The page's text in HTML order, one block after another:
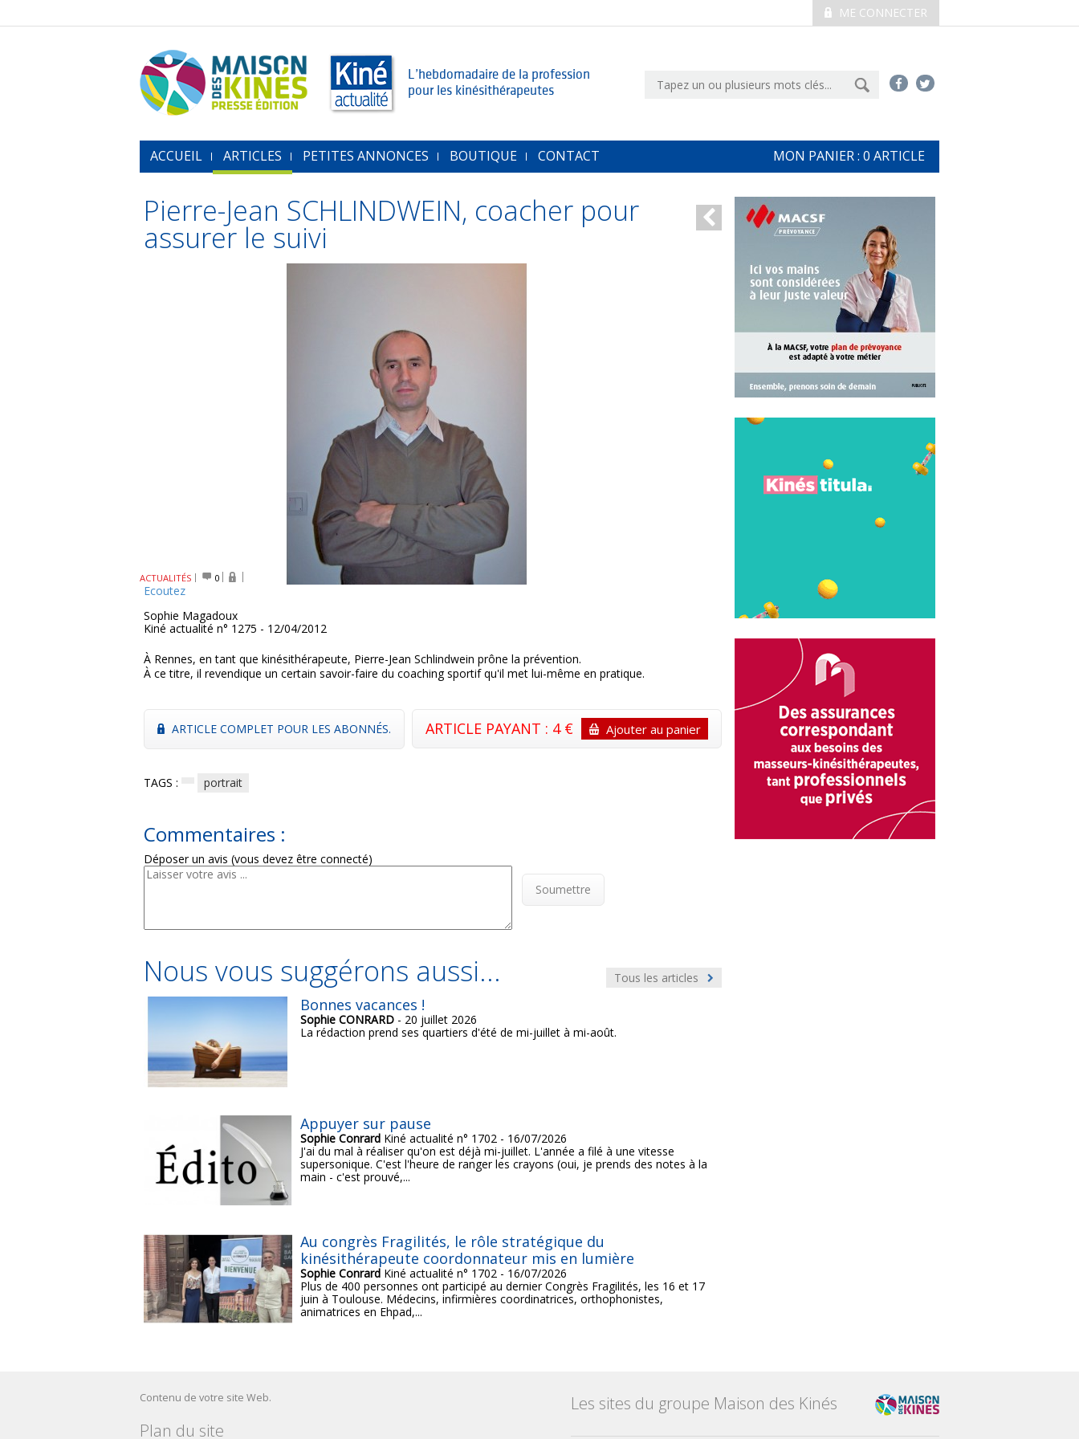
ME CONNECTER
L’hebdomadaire de la profession
pour les kinésithérapeutes
ACCUEIL ARTICLES PETITES ANNONCES BOUTIQUE CONTACT MON PANIER : 0 ARTICLE
Pierre-Jean SCHLINDWEIN, coacher pour
assurer le suivi
ACTUALITÉS 0
Ecoutez
Sophie Magadoux
Kiné actualité n° 1275 - 12/04/2012
À Rennes, en tant que kinésithérapeute, Pierre-Jean Schlindwein prône la prévention.
À ce titre, il revendique un certain savoir-faire du coaching sportif qu'il met lui-même en pratique.
ARTICLE COMPLET POUR LES ABONNÉS. ARTICLE PAYANT : 4 € Ajouter au panier
TAGS : portrait
Commentaires :
Déposer un avis (vous devez être connecté)
Soumettre
Tous les articles
Nous vous suggérons aussi...
Bonnes vacances !
Sophie CONRARD- 20 juillet 2026
La rédaction prend ses quartiers d'été de mi-juillet à mi-août.
Appuyer sur pause
Sophie ConrardKiné actualité n° 1702 - 16/07/2026
J'ai du mal à réaliser qu'on est déjà mi-juillet. L'année a filé à une vitesse
supersonique. C'est l'heure de ranger les crayons (oui, je prends des notes à la
main - c'est prouvé,...
Au congrès Fragilités, le rôle stratégique du
kinésithérapeute coordonnateur mis en lumière
Sophie ConrardKiné actualité n° 1702 - 16/07/2026
Plus de 400 personnes ont participé au dernier Congrès Fragilités, les 16 et 17
juin à Toulouse. Médecins, infirmières coordinatrices, orthophonistes,
animatrices en Ehpad,...
Contenu de votre site Web.
Plan du site
Les sites du groupe Maison des Kinés